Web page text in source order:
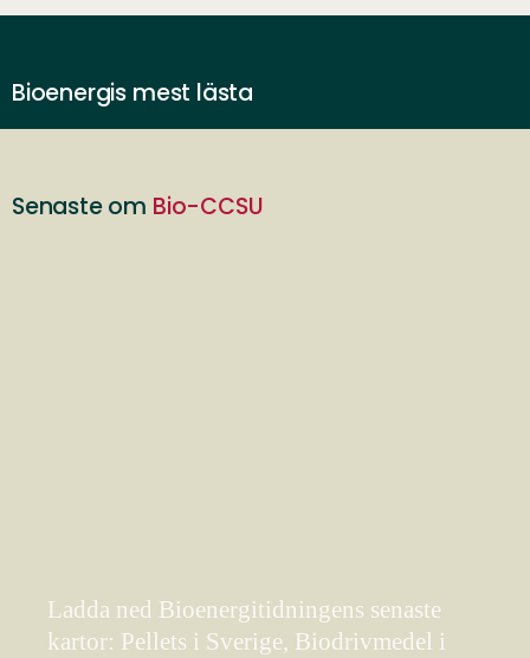
Bioenergis mest lästa
Senaste om Bio-CCSU
Ladda ned Bioenergitidningens senaste
kartor: Pellets i Sverige, Biodrivmedel i